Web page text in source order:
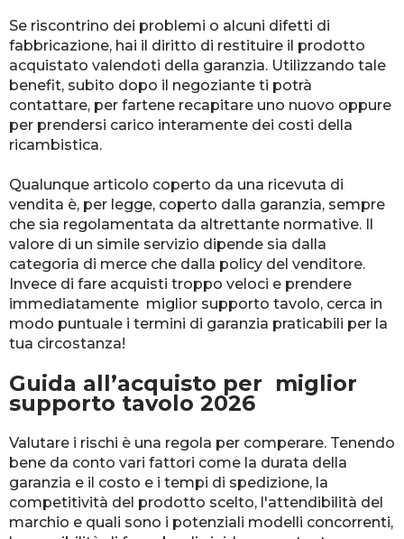
Se riscontrino dei problemi o alcuni difetti di
fabbricazione, hai il diritto di restituire il prodotto
acquistato valendoti della garanzia. Utilizzando tale
benefit, subito dopo il negoziante ti potrà
contattare, per fartene recapitare uno nuovo oppure
per prendersi carico interamente dei costi della
ricambistica.
Qualunque articolo coperto da una ricevuta di
vendita è, per legge, coperto dalla garanzia, sempre
che sia regolamentata da altrettante normative. Il
valore di un simile servizio dipende sia dalla
categoria di merce che dalla policy del venditore.
Invece di fare acquisti troppo veloci e prendere
immediatamente miglior supporto tavolo, cerca in
modo puntuale i termini di garanzia praticabili per la
tua circostanza!
Guida all’acquisto per miglior
supporto tavolo 2026
Valutare i rischi è una regola per comperare. Tenendo
bene da conto vari fattori come la durata della
garanzia e il costo e i tempi di spedizione, la
competitività del prodotto scelto, l'attendibilità del
marchio e quali sono i potenziali modelli concorrenti,